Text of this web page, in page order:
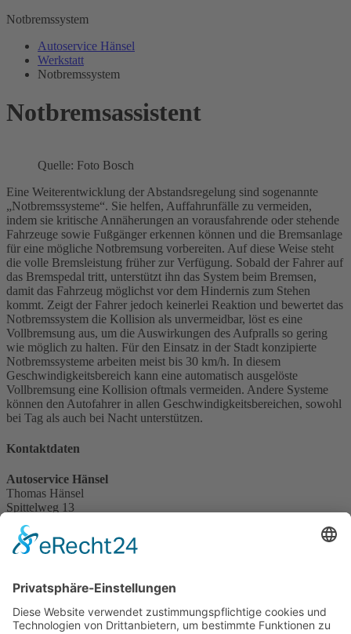
Notbremssystem
Autoservice Hänsel
Werkstatt
Notbremssystem
Notbremsassistent
Quelle: Foto Bosch
Eine Weiterentwicklung der Abstandsregelung sind sogenannte
„Notbremssysteme“. Sie helfen, Auffahrunfälle zu vermeiden,
indem sie kritische Annäherungen an vorausfahrende oder stehende
Fahrzeuge sowie Fußgänger erkennen können und die Bremsanlage
für eine mögliche Notbremsung vorbereiten. Auf diese Weise steht
die volle Bremsleistung früher zur Verfügung. Sobald der Fahrer auf
das Bremspedal tritt, unterstützt ihn das System beim Bremsen,
damit das Fahrzeug möglichst vor dem Hindernis zum Stehen
kommt. Zeigt der Fahrer jedoch keinerlei Reaktion und bewertet das
Notbremssystem die Kollision als unvermeidbar, löst es eine
Vollbremsung aus, um die Auswirkungen des Aufpralls so gering
wie möglich zu halten. Für den Einsatz in der Stadt konzipierte
Notbremssysteme arbeiten meist bis 30 km/h. In diesem
Geschwindigkeitsbereich kann eine automatisch ausgelöste
Vollbremsung eine Kollision oftmals vermeiden. Andere Systeme
können den Autofahrer in allen Geschwindigkeitsbereichen, sowohl
bei Tag als auch bei Nacht unterstützen.
Kontaktdaten
Autoservice Hänsel
Thomas Hänsel
Spittelweg 13
01896
Deutschland
Tel.035955 54514
Über uns
Im Februar 2007 entschloss ich mich, meinen eigenen Kfz-